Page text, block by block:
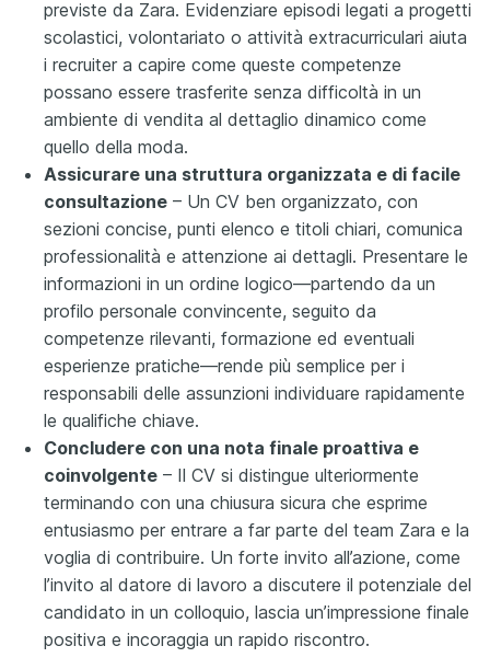
previste da Zara. Evidenziare episodi legati a progetti
scolastici, volontariato o attività extracurriculari aiuta
i recruiter a capire come queste competenze
possano essere trasferite senza difficoltà in un
ambiente di vendita al dettaglio dinamico come
quello della moda.
Assicurare una struttura organizzata e di facile
consultazione – Un CV ben organizzato, con
sezioni concise, punti elenco e titoli chiari, comunica
professionalità e attenzione ai dettagli. Presentare le
informazioni in un ordine logico—partendo da un
profilo personale convincente, seguito da
competenze rilevanti, formazione ed eventuali
esperienze pratiche—rende più semplice per i
responsabili delle assunzioni individuare rapidamente
le qualifiche chiave.
Concludere con una nota finale proattiva e
coinvolgente – Il CV si distingue ulteriormente
terminando con una chiusura sicura che esprime
entusiasmo per entrare a far parte del team Zara e la
voglia di contribuire. Un forte invito all’azione, come
l’invito al datore di lavoro a discutere il potenziale del
candidato in un colloquio, lascia un’impressione finale
positiva e incoraggia un rapido riscontro.